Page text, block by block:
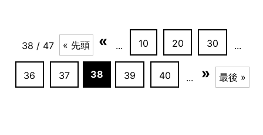
38 / 47 « 先頭 « ... 10 20 30 ...
36 37 38 39 40 ... » 最後 »